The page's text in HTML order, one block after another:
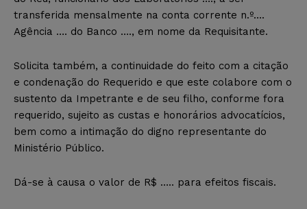
transferida mensalmente na conta corrente n.º….
Agência …. do Banco …., em nome da Requisitante.
Solicita também, a continuidade do feito com a citação
e condenação do Requerido e que este colabore com o
sustento da Impetrante e de seu filho, conforme fora
requerido, sujeito as custas e honorários advocatícios,
bem como a intimação do digno representante do
Ministério Público.
Dá-se à causa o valor de R$ ….. para efeitos fiscais.